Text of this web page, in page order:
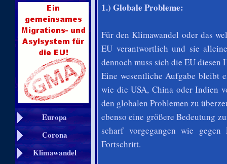
Europa
Corona
Klimawandel
1.) Globale Probleme:
Für den Klimawandel oder das
EU verantwortlich und sie
dennoch muss sich die EU diesen
Eine wesentliche Aufgabe bleibt
wie die USA, China oder Indien
den globalen Problemen zu
ebenso eine größere Bedeutung
scharf vorgegangen wie
Fortschritt.